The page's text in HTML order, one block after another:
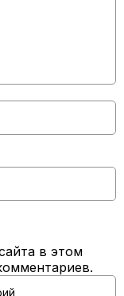
в этом